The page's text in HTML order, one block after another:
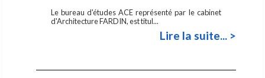
Le bureau d'études ACE représenté par le cabinet
d'Architecture FARDIN, est titul...
Lire la suite... >